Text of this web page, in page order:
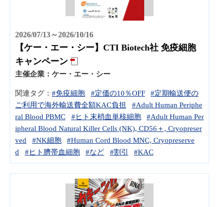
2026/07/13～2026/10/16
【ケー・エー・シー】CTI Biotech社 免疫細胞
キャンペーン
主催企業： ケー・エー・シー
関連タグ： #免疫細胞 #定価の10％OFF
#定期輸送便の
ご利用で海外輸送費全額KAC負担
#Adult Human Periphe
ral Blood PBMC
#ヒト末梢血単核細胞
#Adult Human Per
ipheral Blood Natural Killer Cells (NK), CD56＋, Cryopreser
ved
#NK細胞
#Human Cord Blood MNC, Cryopreserve
d
#ヒト臍帯血細胞 #など #割引 #KAC